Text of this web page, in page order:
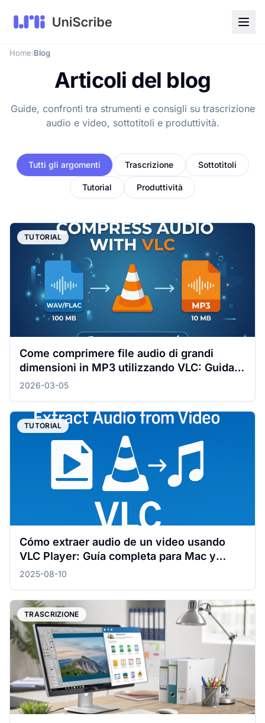
Home/Blog
Articoli del blog
Guide, confronti tra strumenti e consigli su trascrizione
audio e video, sottotitoli e produttività.
Tutti gli argomenti Trascrizione Sottotitoli
Tutorial Produttività
TUTORIAL
Come comprimere file audio di grandi
dimensioni in MP3 utilizzando VLC: Guida
completa per Windows e Mac
2026-03-05
TUTORIAL
Cómo extraer audio de un video usando
VLC Player: Guía completa para Mac y
Windows.
2025-08-10
TRASCRIZIONE